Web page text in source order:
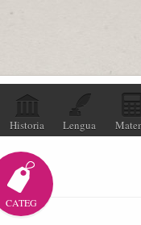
Historia Lengua
CATEG